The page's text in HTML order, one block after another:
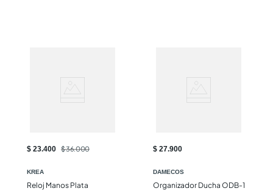
$ 23.400 $ 36.000
KREA
Reloj Manos Plata
$ 27.900
DAMECOS
Organizador Ducha ODB-1